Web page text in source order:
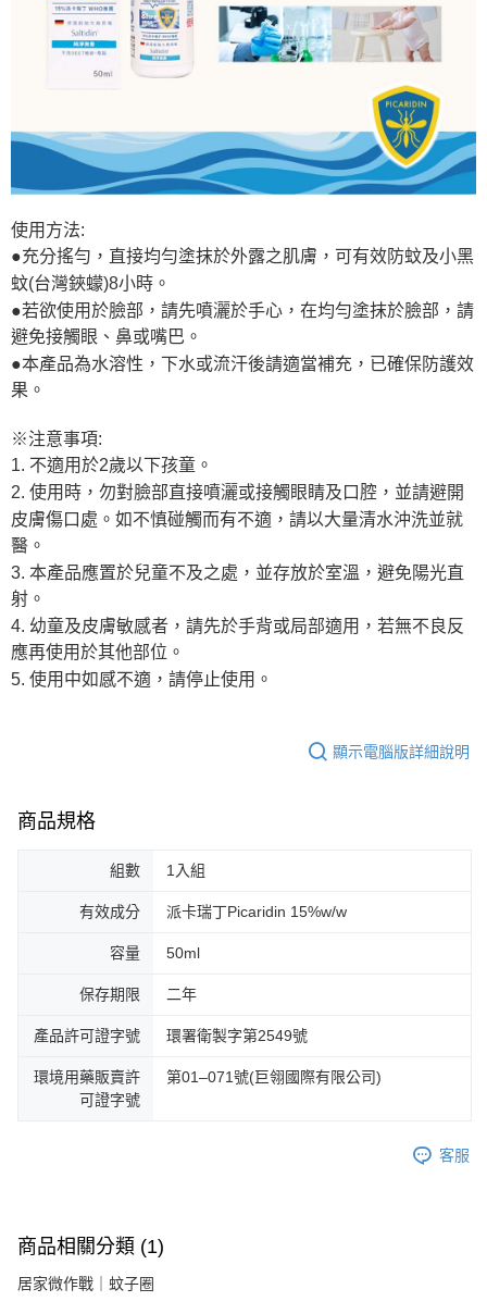
使用方法:
●充分搖勻，直接均勻塗抹於外露之肌膚，可有效防蚊及小黑
蚊(台灣鋏蠓)8小時 。
●若欲使用於臉部，請先噴灑於手心，在均勻塗抹於臉部，請
避免接觸眼、鼻或嘴巴。
●本產品為水溶性，下水或流汗後請適當補充，已確保防護效
果 。
※注意事項:
1. 不適用於2歲以下孩童 。
2. 使用時，勿對臉部直接噴灑或接觸眼睛及口腔，並請避開
皮膚傷口處。如不慎碰觸而有不適，請以大量清水沖洗並就
醫。
3. 本產品應置於兒童不及之處，並存放於室溫，避免陽光直
射。
4. 幼童及皮膚敏感者，請先於手背或局部適用，若無不良反
應再使用於其他部位。
5. 使用中如感不適，請停止使用。
顯示電腦版詳細說明
商品規格
組數 1入組
有效成分 派卡瑞丁Picaridin 15%w/w
容量 50ml
保存期限 二年
產品許可證字號 環署衛製字第2549號
環境用藥販賣許
可證字號
第01–071號(巨翎國際有限公司)
客服
商品相關分類 (1)
居家微作戰｜蚊子圈